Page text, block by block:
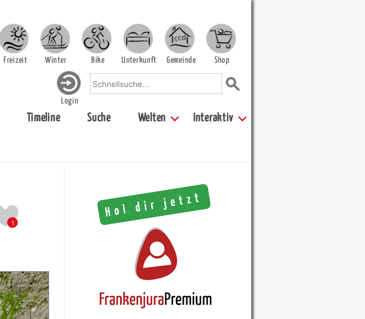
Freizeit Winter Bike Unterkunft Gemeinde Shop
Login
Timeline Suche Welten Interaktiv
1